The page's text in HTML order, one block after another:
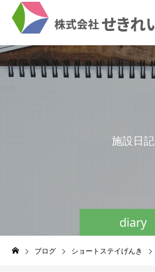
diary
施設日記
ブログ ショートステイげんき